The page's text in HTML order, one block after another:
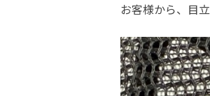
お客様から、目